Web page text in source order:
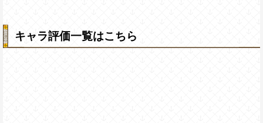
キャラ評価一覧はこちら